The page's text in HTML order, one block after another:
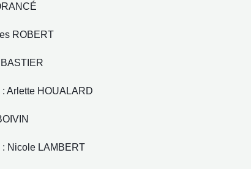
ROBERT
: Arlette HOUALARD
: Nicole LAMBERT